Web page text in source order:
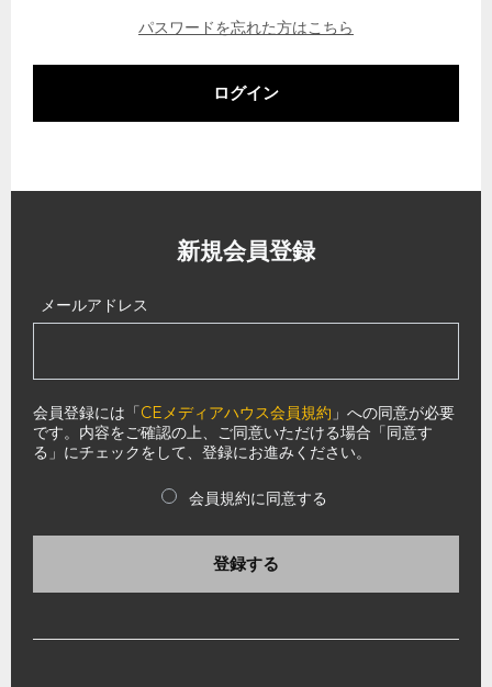
パスワードを忘れた方はこちら
ログイン
新規会員登録
メールアドレス
会員登録には「CEメディアハウス会員規約 」への同意が必要
です。内容をご確認の上、ご同意いただける場合「同意す
る」にチェックをして、登録にお進みください。
会員規約に同意する
登録する